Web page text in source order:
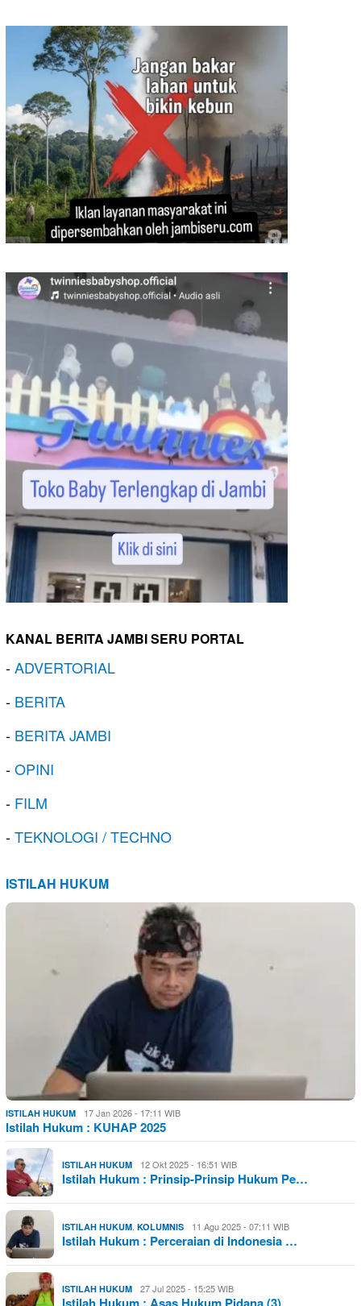
KANAL BERITA JAMBI SERU PORTAL
-ADVERTORIAL
- BERITA
- BERITA JAMBI
-OPINI
- FILM
-TEKNOLOGI / TECHNO
ISTILAH HUKUM
ISTILAH HUKUM 17 Jan 2026 - 17:11 WIB
Istilah Hukum : KUHAP 2025
ISTILAH HUKUM 12 Okt 2025 - 16:51 WIB
Istilah Hukum : Prinsip-Prinsip Hukum Pe…
ISTILAH HUKUM KOLUMNIS 11 Agu 2025 - 07:11 WIB
Istilah Hukum : Perceraian di Indonesia …
ISTILAH HUKUM 27 Jul 2025 - 15:25 WIB